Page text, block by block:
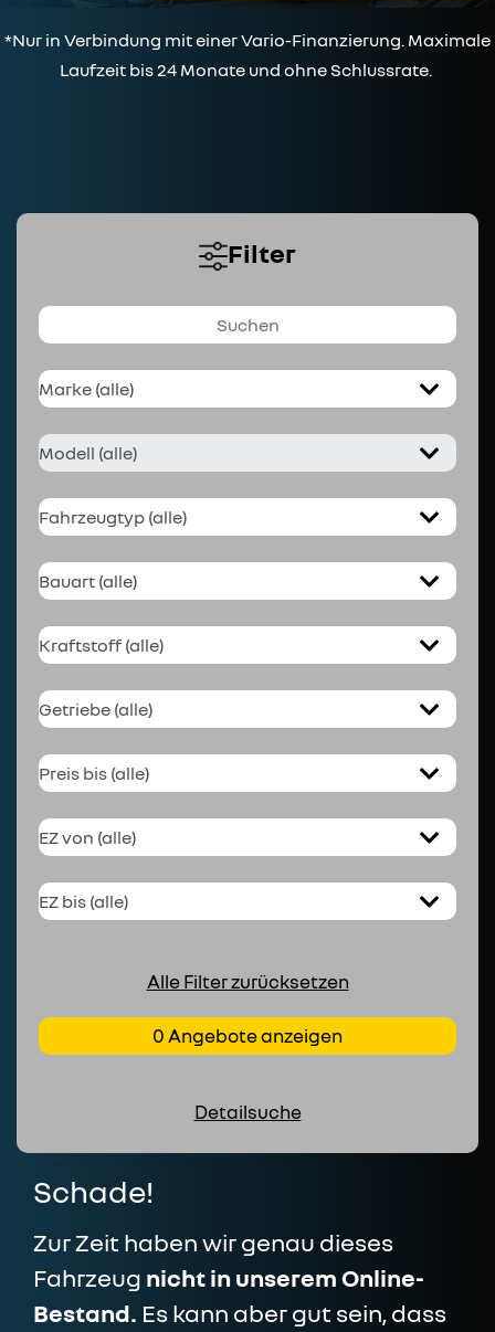
*Nur in Verbindung mit einer Vario-Finanzierung. Maximale
Laufzeit bis 24 Monate und ohne Schlussrate.
Filter
Alle Filter zurücksetzen
0 Angebote anzeigen
Detailsuche
Schade!
Zur Zeit haben wir genau dieses
Fahrzeug nicht in unserem Online-
Bestand. Es kann aber gut sein, dass